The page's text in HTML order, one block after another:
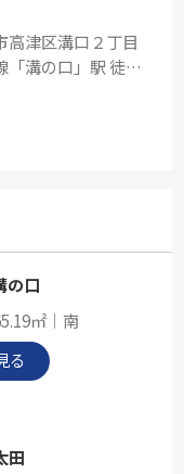
高津区溝口２丁目
東急田園都市線「溝の口」駅 徒歩5分
蔵小杉」新築分譲
の口
㎡｜南
る
田